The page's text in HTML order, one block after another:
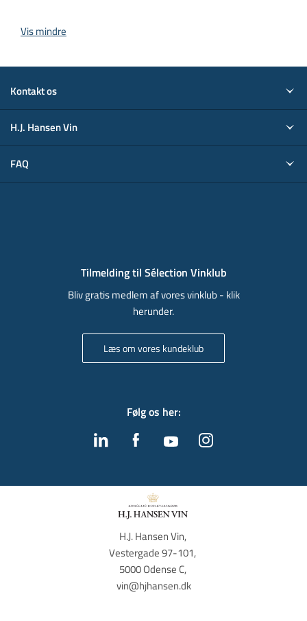
Vis mindre
Kontakt os
H.J. Hansen Vin
FAQ
Tilmelding til Sélection Vinklub
Bliv gratis medlem af vores vinklub - klik
herunder.
Læs om vores kundeklub
Følg os her:
H.J. Hansen Vin,
Vestergade 97-101,
5000 Odense C,
vin@hjhansen.dk